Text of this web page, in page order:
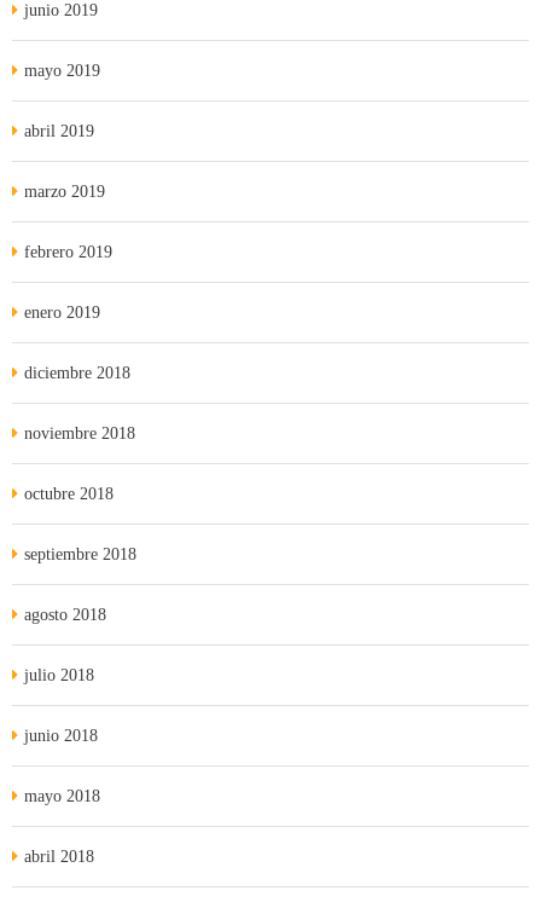
junio 2019
mayo 2019
abril 2019
marzo 2019
febrero 2019
enero 2019
diciembre 2018
noviembre 2018
octubre 2018
septiembre 2018
agosto 2018
julio 2018
junio 2018
mayo 2018
abril 2018